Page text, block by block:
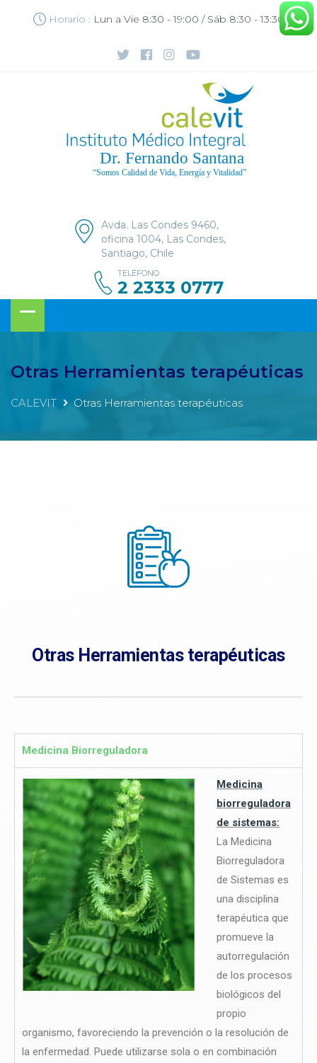
Horario : Lun a Vie 8:30 - 19:00 / Sáb 8:30 - 13:30
Avda. Las Condes 9460,
oficina 1004, Las Condes,
Santiago, Chile
TELÉFONO
2 2333 0777
Otras Herramientas terapéuticas
CALEVIT Otras Herramientas terapéuticas
Otras Herramientas terapéuticas
Medicina Biorreguladora
Medicina
biorreguladora
de sistemas:
La Medicina
Biorreguladora
de Sistemas es
una disciplina
terapéutica que
promueve la
autorregulación
de los procesos
biológicos del
propio
organismo, favoreciendo la prevención o la resolución de
la enfermedad. Puede utilizarse sola o en combinación